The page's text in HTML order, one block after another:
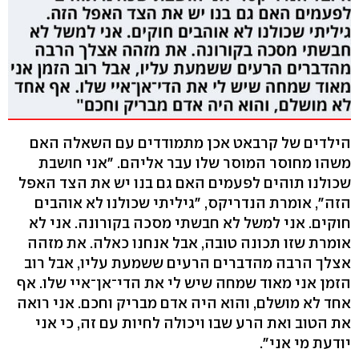
הילדים של קרבאט אכן מתמודדים עם השאלה האם
משהו מחוסר המוסר שלו עבר אליהם. "אני חושבת
שכולנו תוהים לפעמים האם גם בנו יש את הצד האפל
הזה", אומרת הנדריקס, "גיליתי שכולנו לא אוהבים
חוקים. אני למשל לא חבשתי מסכה בקורונה. אני לא
אומרת שזו תכונה טובה, אבל אנחנו כאלה. את מזהה
אצלך הרבה מהדברים הרעים ששמעת עליו, אבל רוב
הזמן אני מאוד שמחה שיש לי את הדי־אן־איי שלו. אף
אחד לא מושלם, והוא היה אדם מבריק וחכם. אני רואה
את הטוב ואת הרע שבו ויכולה לחיות עם זה, כי אני
יודעת מי אני".